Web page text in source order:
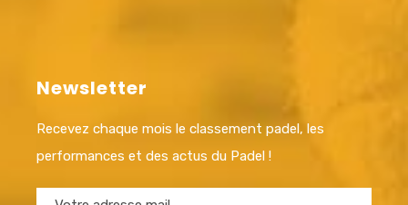
Newsletter
Recevez chaque mois le classement padel, les
performances et des actus du Padel !